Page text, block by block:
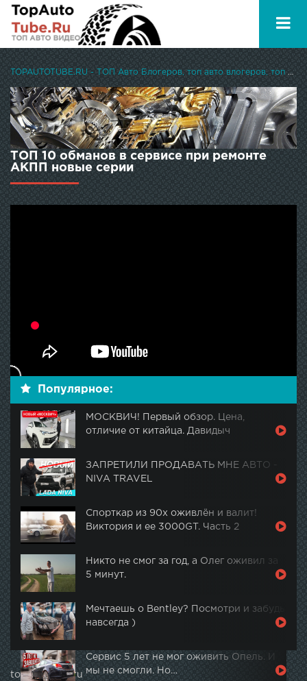
TOPAUTOTUBE.RU - ТОП Авто Блогеров, топ авто влогеров, топ авто ютуберов
ТОП 10 обманов в сервисе при ремонте
АКПП новые серии
Популярное:
МОСКВИЧ! Первый обзор. Цена,
отличие от китайца. Давидыч
ЗАПРЕТИЛИ ПРОДАВАТЬ МНЕ АВТО -
NIVA TRAVEL
Спорткар из 90х оживлён и валит!
Виктория и ее 3000GT. Часть 2
Никто не смог за год, а Олег оживил за
5 минут.
Мечтаешь о Bentley? Посмотри и забудь
навсегда )
Сервис 5 лет не мог оживить Опель. И
мы не смогли. Но…
topautotube.ru